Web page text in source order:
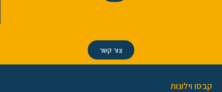
צור קשר
קבסו וילונות